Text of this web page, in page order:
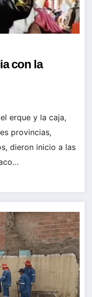
con la
erque y la caja,
provincias,
dieron inicio a las